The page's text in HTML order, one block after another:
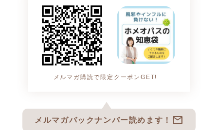
お待ちしています。
日程：８/27〜
時刻：21:00-22:00
♦️日程：８/13, 15, 18
♦️時刻：21:00-22:00
♦️形式：オンライン
＊アーカイブあり
https://homeopathyacademy.jp/
メルマガ購読で限定クーポンGET!
メルマガバックナンバー読めます！ mail